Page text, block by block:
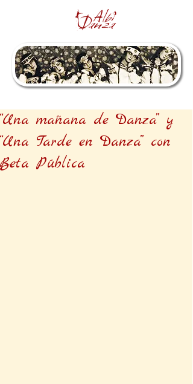
“Una mañana de Danza” y
“Una Tarde en Danza” con
Beta Pública